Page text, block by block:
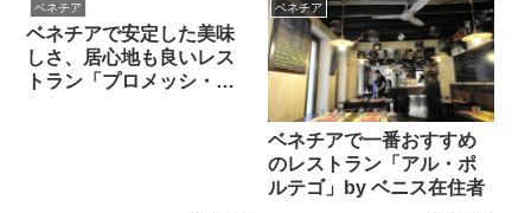
ベネチア
ベネチアで安定した美味
しさ、居心地も良いレス
トラン「プロメッシ・ス
ベネチア
ベネチアで一番おすすめ
のレストラン「アル・ポ
ルテゴ」by ベニス在住者